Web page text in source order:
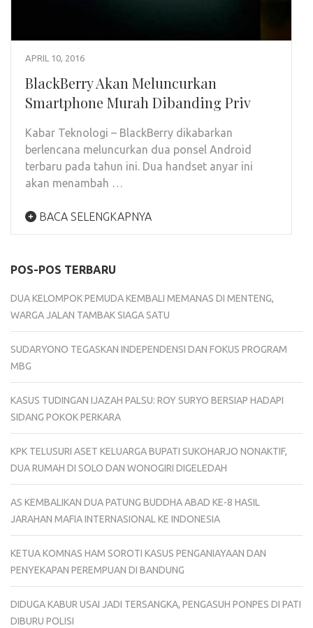
APRIL 10, 2016
BlackBerry Akan Meluncurkan
Smartphone Murah Dibanding Priv
Kabar Teknologi – BlackBerry dikabarkan
berlencana meluncurkan dua ponsel Android
terbaru pada tahun ini. Dua handset anyar ini
akan menambah …
BACA SELENGKAPNYA
POS-POS TERBARU
DUA KELOMPOK PEMUDA KEMBALI MEMANAS DI MENTENG,
WARGA JALAN TAMBAK SIAGA SATU
SUDARYONO TEGASKAN INDEPENDENSI DAN FOKUS PROGRAM
MBG
KASUS TUDINGAN IJAZAH PALSU: ROY SURYO BERSIAP HADAPI
SIDANG POKOK PERKARA
KPK TELUSURI ASET KELUARGA BUPATI SUKOHARJO NONAKTIF,
DUA RUMAH DI SOLO DAN WONOGIRI DIGELEDAH
AS KEMBALIKAN DUA PATUNG BUDDHA ABAD KE-8 HASIL
JARAHAN MAFIA INTERNASIONAL KE INDONESIA
KETUA KOMNAS HAM SOROTI KASUS PENGANIAYAAN DAN
PENYEKAPAN PEREMPUAN DI BANDUNG
DIDUGA KABUR USAI JADI TERSANGKA, PENGASUH PONPES DI PATI
DIBURU POLISI